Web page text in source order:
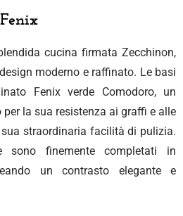
cucina firmata Zecchinon,
moderno e raffinato. Le basi
Fenix verde Comodoro, un
la sua resistenza ai graffi e alle
straordinaria facilità di pulizia.
finemente completati in
un contrasto elegante e